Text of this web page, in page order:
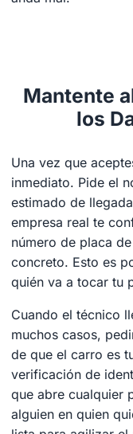
Mantente
los
Una vez que
inmediato. Pide el
estimado de
empresa real te
número de placa
concreto. Esto es
quién va a tocar tu
Cuando el técnico
muchos casos,
de que el carro es
verificación de
que abre cualquier
alguien en quien